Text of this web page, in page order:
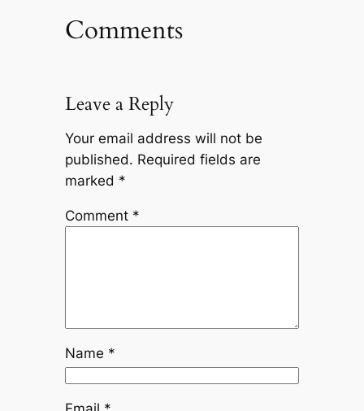
Comments
Leave a Reply
Your email address will not be
published. Required fields are
marked *
Comment *
Name *